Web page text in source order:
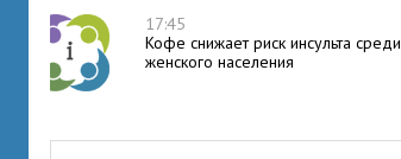
17:45
Кофе снижает риск инсульта среди
женского населения